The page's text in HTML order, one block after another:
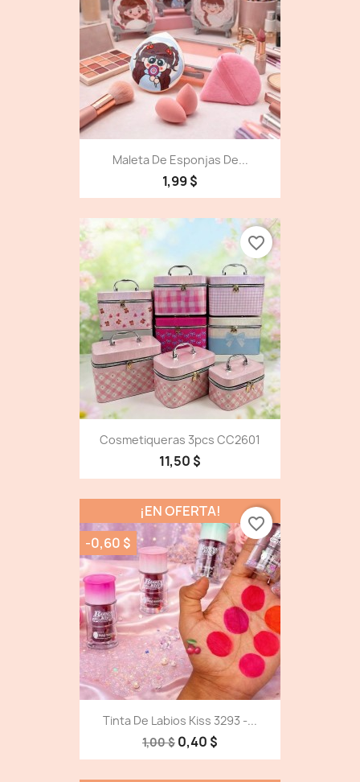
Maleta De Esponjas De...
1,99 $
Cosmetiqueras 3pcs CC2601
11,50 $
favorite_border
Tinta De Labios Kiss 3293 -...
1,00 $ 0,40 $
¡EN OFERTA!
-0,60 $
favorite_border